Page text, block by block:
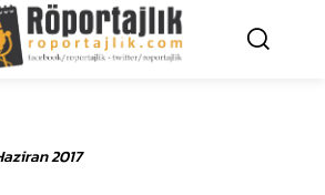
2017